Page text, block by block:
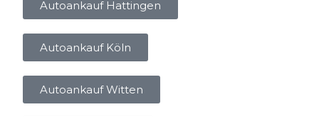
Autoankauf Hattingen
Autoankauf Köln
Autoankauf Witten